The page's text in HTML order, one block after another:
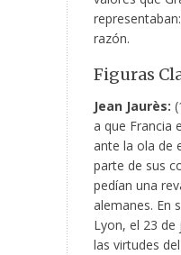
razón.
Figuras
Jean Jaurès:
a que Francia
ante la ola de
parte de sus
pedían una
alemanes. En
Lyon, el 23 de
las virtudes